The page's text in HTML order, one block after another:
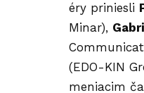
éry priniesli
Minar),
(EDO-KIN
meniacim